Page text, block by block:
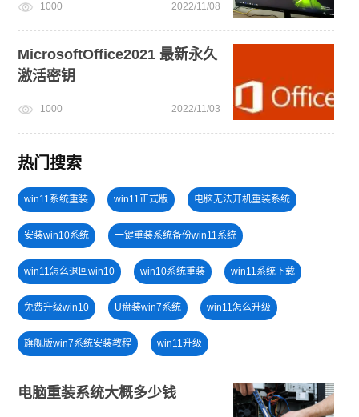
1000 2022/11/08
MicrosoftOffice2021 最新永久
激活密钥
1000 2022/11/03
热门搜索
win11系统重装 win11正式版 电脑无法开机重装系统
安装win10系统 一键重装系统备份win11系统
win11怎么退回win10 win10系统重装 win11系统下载
免费升级win10 U盘装win7系统 win11怎么升级
旗舰版win7系统安装教程 win11升级
电脑重装系统大概多少钱